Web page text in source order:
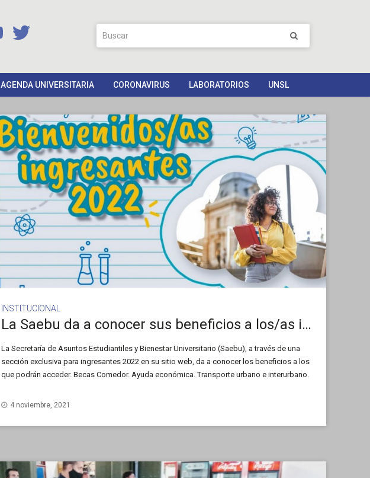
AGENDA UNIVERSITARIA CORONAVIRUS LABORATORIOS UNSL
INSTITUCIONAL
La Saebu da a conocer sus beneficios a los/as ingresantes
La Secretaría de Asuntos Estudiantiles y Bienestar Universitario (Saebu), a través de una
sección exclusiva para ingresantes 2022 en su sitio web, da a conocer los beneficios a los
que podrán acceder. Becas Comedor. Ayuda económica. Transporte urbano e interurbano.
con […]4 noviembre, 2021